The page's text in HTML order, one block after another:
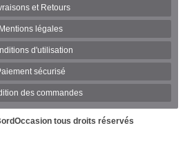
et Retours
Mentions légales
d'utilisation
sécurisé
des commandes
tous droits réservés